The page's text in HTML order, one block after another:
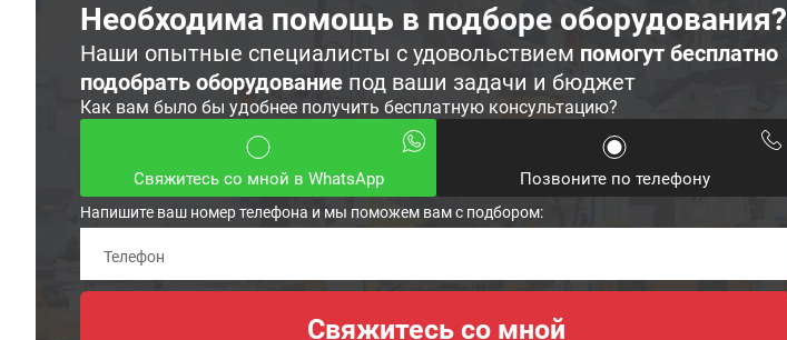
Необходима помощь в подборе оборудования?
Наши опытные специалисты с удовольствием помогут бесплатно
подобрать оборудование под ваши задачи и бюджет
Как вам было бы удобнее получить бесплатную консультацию?
Свяжитесь со мной в WhatsApp Позвоните по телефону
Напишите ваш номер телефона и мы поможем вам с подбором: